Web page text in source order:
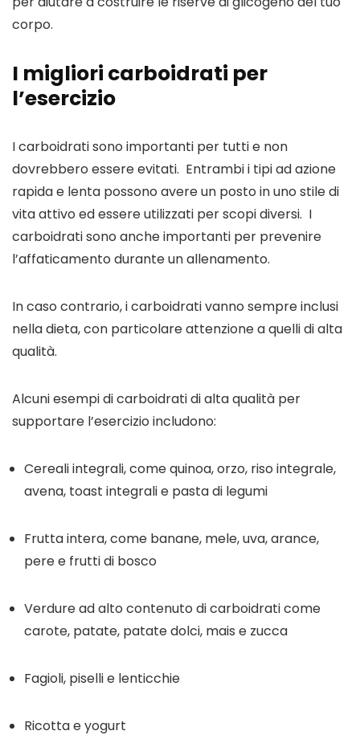
corpo.
I migliori carboidrati per
l’esercizio
I carboidrati sono importanti per tutti e non
dovrebbero essere evitati.  Entrambi i tipi ad azione
rapida e lenta possono avere un posto in uno stile di
vita attivo ed essere utilizzati per scopi diversi.  I
carboidrati sono anche importanti per prevenire
l’affaticamento durante un allenamento.
In caso contrario, i carboidrati vanno sempre inclusi
nella dieta, con particolare attenzione a quelli di alta
qualità.
Alcuni esempi di carboidrati di alta qualità per
supportare l’esercizio includono:
Cereali integrali, come quinoa, orzo, riso integrale,
avena, toast integrali e pasta di legumi
Frutta intera, come banane, mele, uva, arance,
pere e frutti di bosco
Verdure ad alto contenuto di carboidrati come
carote, patate, patate dolci, mais e zucca
Fagioli, piselli e lenticchie
Ricotta e yogurt